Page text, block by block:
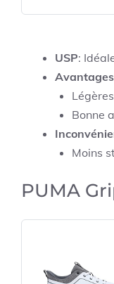
USP:
Avantages
Bonne
Moins
PUMA